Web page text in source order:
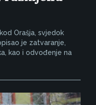
Orašja, svjedok
je zatvaranje,
kao i odvođenje na